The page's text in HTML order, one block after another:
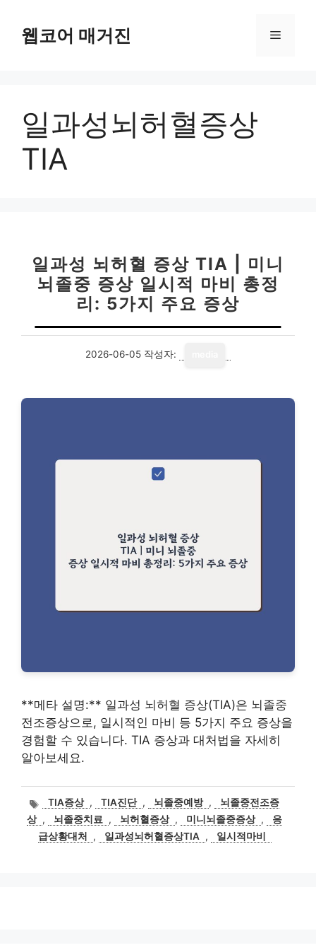
웹코어 매거진 메
일과성뇌허혈증상
TIA
일과성 뇌허혈 증상 TIA | 미니
뇌졸중 증상 일시적 마비 총정
리: 5가지 주요 증상
2026-06-05 작성자:
**메타 설명:** 일과성 뇌허혈 증상(TIA)은 뇌졸중
전조증상으로, 일시적인 마비 등 5가지 주요 증상을
경험할 수 있습니다. TIA 증상과 대처법을 자세히
알아보세요.
태TIA증상 , TIA진단 , 뇌졸중예방 ,
뇌졸중전조증
상 , 뇌졸중치료 , 뇌허혈증상 , 미니뇌졸중증상 ,
응
급상황대처
, 일과성뇌허혈증상TIA , 일시적마비